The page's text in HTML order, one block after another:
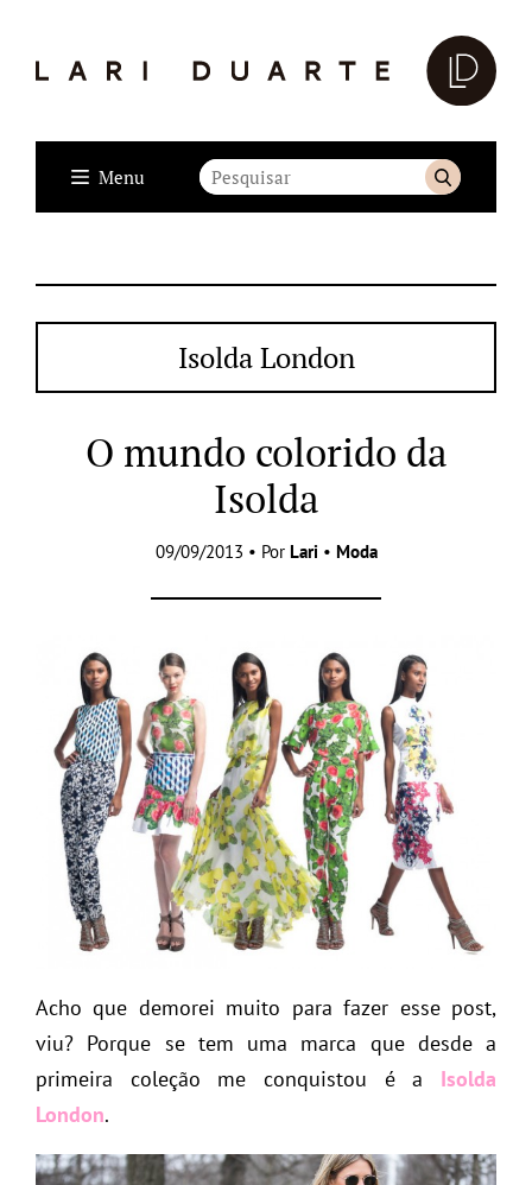
Menu
Isolda London
O mundo colorido da
Isolda
09/09/2013 • Por Lari • Moda
Acho que demorei muito para fazer esse post,
viu? Porque se tem uma marca que desde a
primeira coleção me conquistou é a Isolda
London.